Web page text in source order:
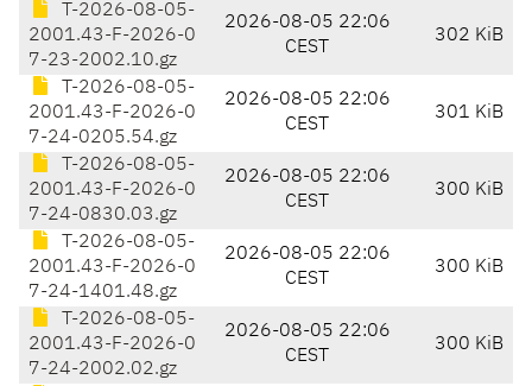
T-2026-08-05-
2001.43-F-2026-0
7-23-2002.10.gz
2026-08-05 22:06
CEST
302 KiB
T-2026-08-05-
2001.43-F-2026-0
7-24-0205.54.gz
2026-08-05 22:06
CEST
301 KiB
T-2026-08-05-
2001.43-F-2026-0
7-24-0830.03.gz
2026-08-05 22:06
CEST
300 KiB
T-2026-08-05-
2001.43-F-2026-0
7-24-1401.48.gz
2026-08-05 22:06
CEST
300 KiB
T-2026-08-05-
2001.43-F-2026-0
7-24-2002.02.gz
2026-08-05 22:06
CEST
300 KiB